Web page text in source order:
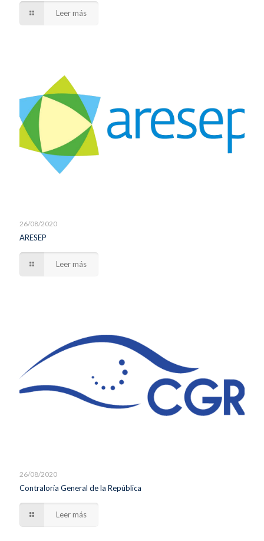
Leer más
26/08/2020
ARESEP
Leer más
26/08/2020
Contraloría General de la República
Leer más